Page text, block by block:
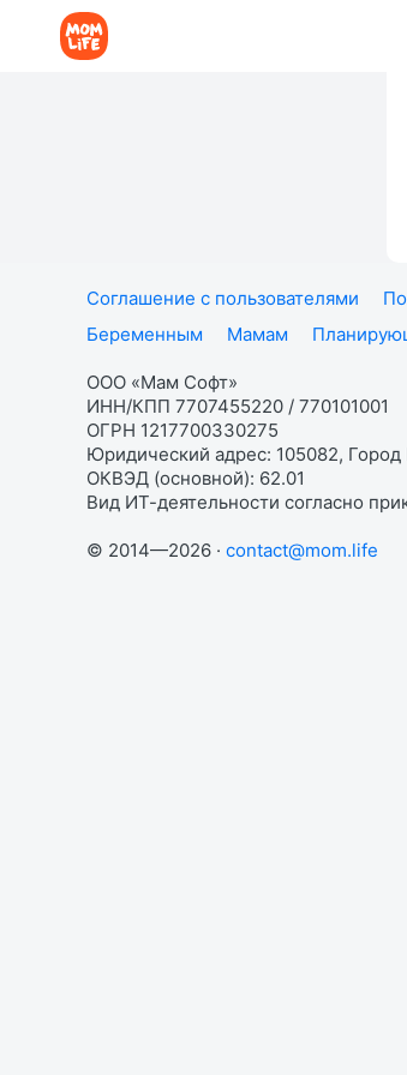
Соглашение с пользователями
Беременным
Мамам
ООО «Мам Софт»
ИНН/КПП 7707455220 / 770101001
ОГРН 1217700330275
Юридический адрес: 105082,
ОКВЭД (основной): 62.01
Вид ИТ-деятельности согласно
© 2014—2026 · contact@mom.life